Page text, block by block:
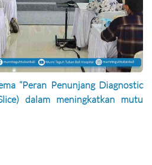
“Peran Penunjang Diagnostic
dalam meningkatkan mutu